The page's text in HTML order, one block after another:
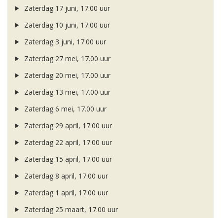
Zaterdag 17 juni, 17.00 uur
Zaterdag 10 juni, 17.00 uur
Zaterdag 3 juni, 17.00 uur
Zaterdag 27 mei, 17.00 uur
Zaterdag 20 mei, 17.00 uur
Zaterdag 13 mei, 17.00 uur
Zaterdag 6 mei, 17.00 uur
Zaterdag 29 april, 17.00 uur
Zaterdag 22 april, 17.00 uur
Zaterdag 15 april, 17.00 uur
Zaterdag 8 april, 17.00 uur
Zaterdag 1 april, 17.00 uur
Zaterdag 25 maart, 17.00 uur